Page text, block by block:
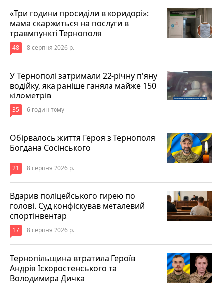
«Три години просиділи в коридорі»:
мама скаржиться на послуги в
травмпункті Тернополя
48 8 серпня 2026 р.
У Тернополі затримали 22-річну п'яну
водійку, яка раніше ганяла майже 150
кілометрів
35 6 годин тому
Обірвалось життя Героя з Тернополя
Богдана Сосінського
21 8 серпня 2026 р.
Вдарив поліцейського гирею по
голові. Суд конфіскував металевий
спортінвентар
17 8 серпня 2026 р.
Тернопільщина втратила Героїв
Андрія Іскоростенського та
Володимира Дичка